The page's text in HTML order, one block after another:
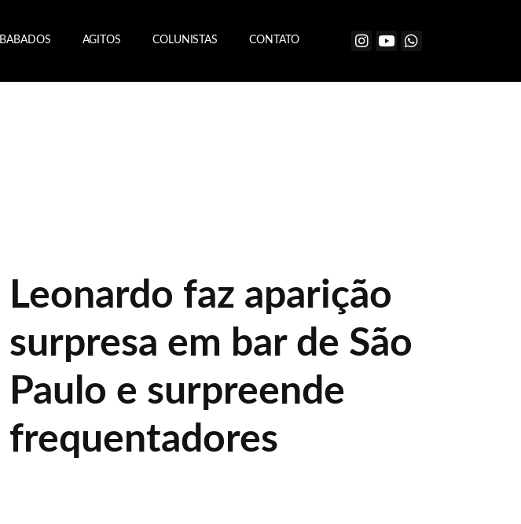
BABADOS AGITOS COLUNISTAS CONTATO
Leonardo faz aparição
surpresa em bar de São
Paulo e surpreende
frequentadores